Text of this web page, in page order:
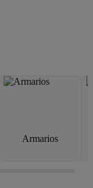
Armarios